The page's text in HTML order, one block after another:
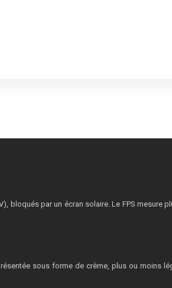
par un écran solaire. Le FPS mesure
sous forme de crème, plus ou moins